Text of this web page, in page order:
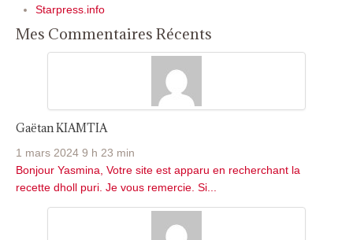
Starpress.info
Mes Commentaires Récents
Gaëtan KIAMTIA
1 mars 2024 9 h 23 min
Bonjour Yasmina, Votre site est apparu en recherchant la
recette dholl puri. Je vous remercie. Si...